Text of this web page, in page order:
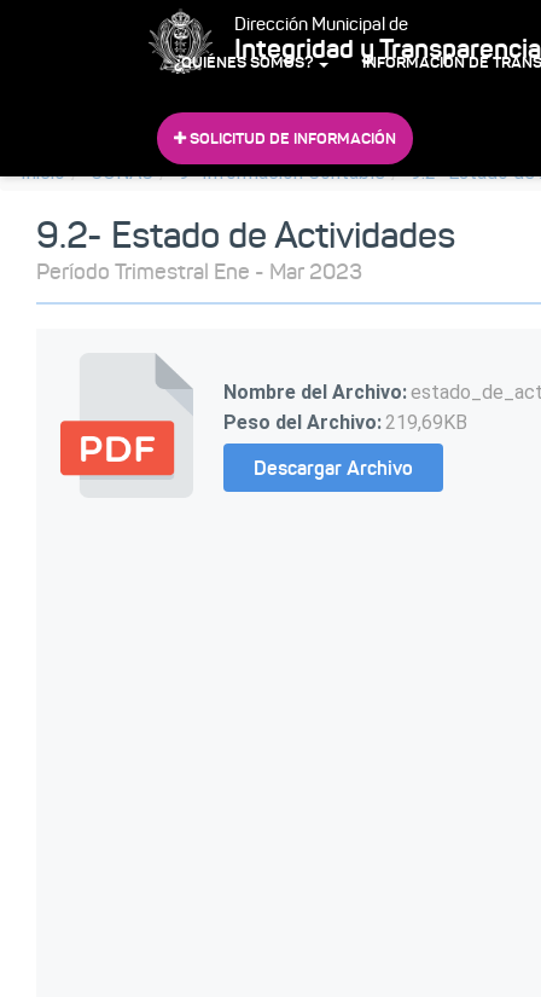
Dirección Municipal de
Integridad y Transparencia
¿QUIÉNES SOMOS? INFORMACIÓN DE
SOLICITUD DE INFORMACIÓN
Inicio CONAC 9- Información Contable 9.2- Estado
9.2- Estado de Actividades
Período Trimestral Ene - Mar 2023
Nombre del Archivo:
Peso del Archivo:219,69KB
Descargar Archivo